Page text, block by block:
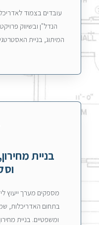
עובדים בצמוד
הנדל"ן ובשיווק
המיתוג, בניית
בניית
מספקים מערך ייעוץ
בתחום האדריכלות,
ומשפטיים. בניית